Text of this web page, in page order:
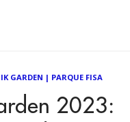
GARDEN | PARQUE FISA
2023: